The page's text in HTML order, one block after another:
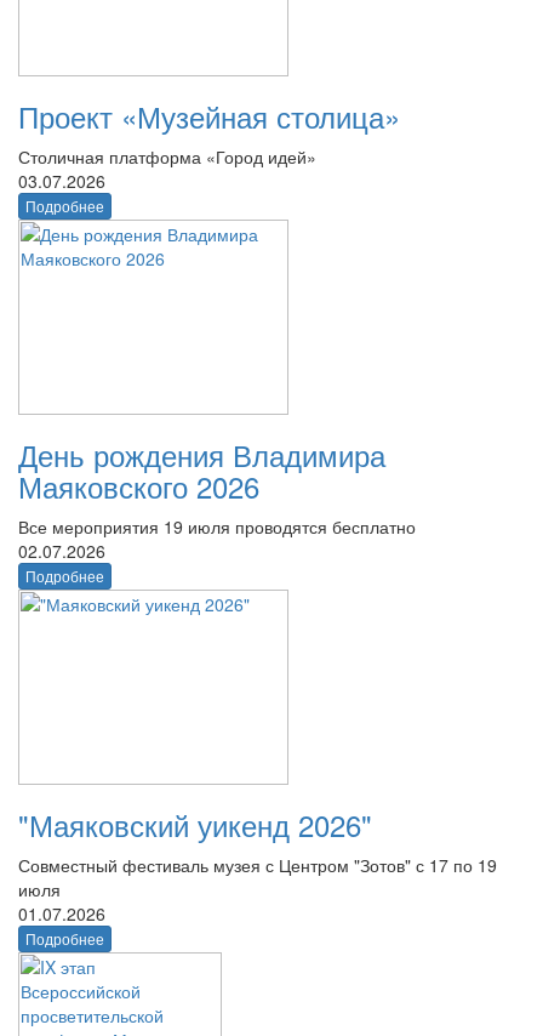
Проект «Музейная столица»
Столичная платформа «Город идей»
03.07.2026
Подробнее
День рождения Владимира
Маяковского 2026
Все мероприятия 19 июля проводятся бесплатно
02.07.2026
Подробнее
"Маяковский уикенд 2026"
Совместный фестиваль музея с Центром "Зотов" с 17 по 19
июля
01.07.2026
Подробнее